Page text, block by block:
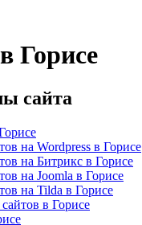
Горисе
сайта
на Wordpress в Горисе
на Битрикс в Горисе
на Joomla в Горисе
на Tilda в Горисе
в Горисе